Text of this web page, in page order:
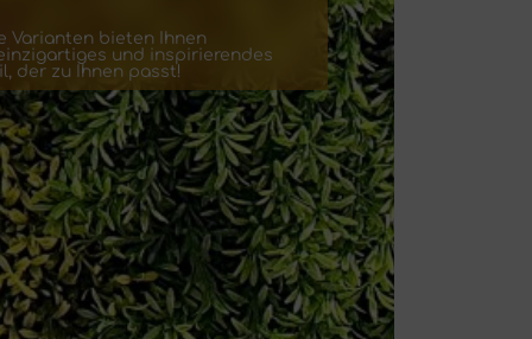
Varianten bieten Ihnen
und inspirierendes
der zu Ihnen passt!